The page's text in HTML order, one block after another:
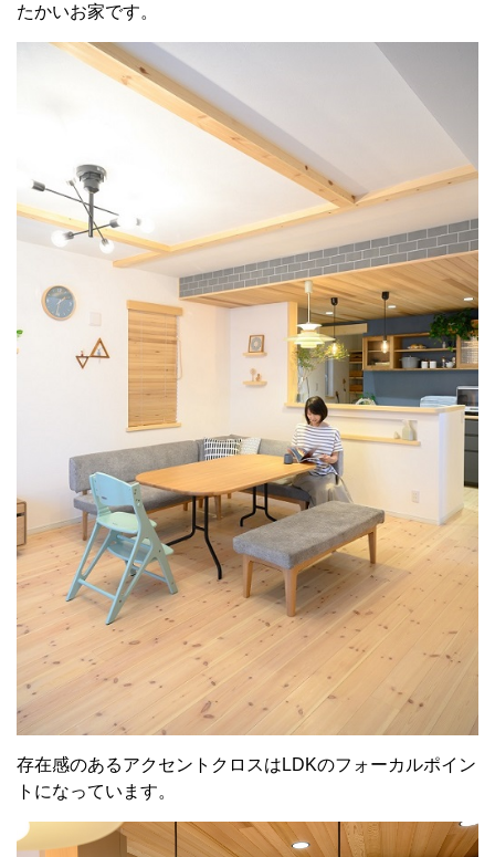
たかいお家です。
存在感のあるアクセントクロスはLDKのフォーカルポイン
トになっています。